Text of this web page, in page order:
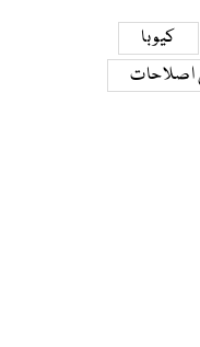
کیوبا
اصلاحات